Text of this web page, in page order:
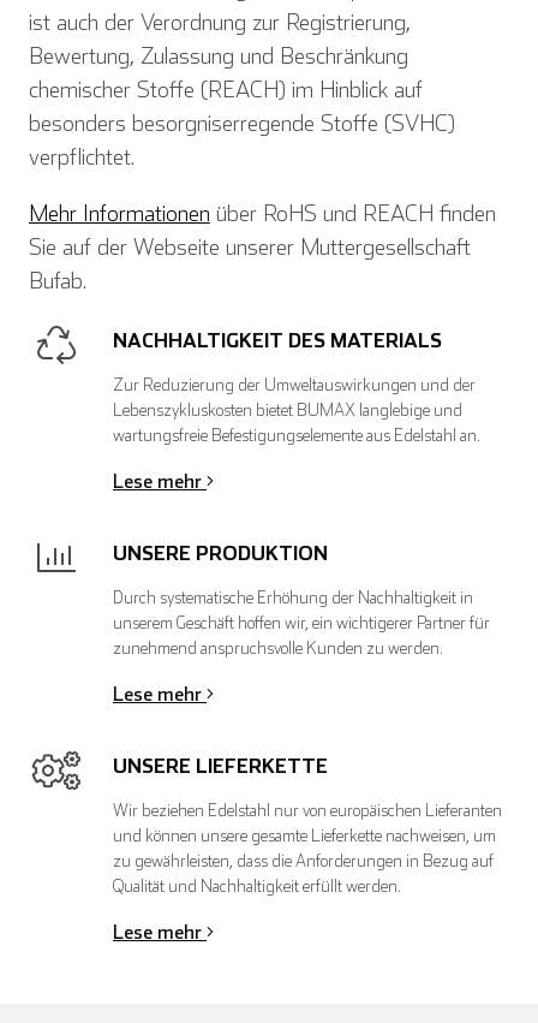
English Deutsch
Italienisch
ist auch der Verordnung zur Registrierung,
Bewertung, Zulassung und Beschränkung
chemischer Stoffe (REACH) im Hinblick auf
besonders besorgniserregende Stoffe (SVHC)
verpflichtet.
Mehr Informationen über RoHS und REACH finden
Sie auf der Webseite unserer Muttergesellschaft
Bufab.
NACHHALTIGKEIT DES MATERIALS
Zur Reduzierung der Umweltauswirkungen und der
Lebenszykluskosten bietet BUMAX langlebige und
wartungsfreie Befestigungselemente aus Edelstahl an.
Lese mehr
UNSERE PRODUKTION
Durch systematische Erhöhung der Nachhaltigkeit in
unserem Geschäft hoffen wir, ein wichtigerer Partner für
zunehmend anspruchsvolle Kunden zu werden.
Lese mehr
UNSERE LIEFERKETTE
Wir beziehen Edelstahl nur von europäischen Lieferanten
und können unsere gesamte Lieferkette nachweisen, um
zu gewährleisten, dass die Anforderungen in Bezug auf
Qualität und Nachhaltigkeit erfüllt werden.
Lese mehr